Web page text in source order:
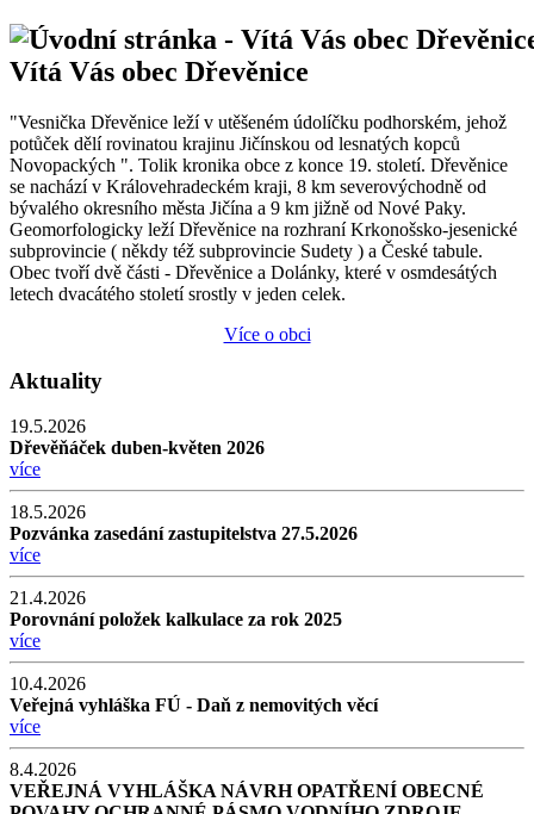
Vítá Vás obec Dřevěnice
"Vesnička Dřevěnice leží v utěšeném údolíčku podhorském, jehož
potůček dělí rovinatou krajinu Jičínskou od lesnatých kopců
Novopackých ". Tolik kronika obce z konce 19. století. Dřevěnice
se nachází v Královehradeckém kraji, 8 km severovýchodně od
bývalého okresního města Jičína a 9 km jižně od Nové Paky.
Geomorfologicky leží Dřevěnice na rozhraní Krkonošsko-jesenické
subprovincie ( někdy též subprovincie Sudety ) a České tabule.
Obec tvoří dvě části - Dřevěnice a Dolánky, které v osmdesátých
letech dvacátého století srostly v jeden celek.
Více o obci
Aktuality
19.5.2026
Dřevěňáček duben-květen 2026
více
18.5.2026
Pozvánka zasedání zastupitelstva 27.5.2026
více
21.4.2026
Porovnání položek kalkulace za rok 2025
více
10.4.2026
Veřejná vyhláška FÚ - Daň z nemovitých věcí
více
8.4.2026
VEŘEJNÁ VYHLÁŠKA NÁVRH OPATŘENÍ OBECNÉ